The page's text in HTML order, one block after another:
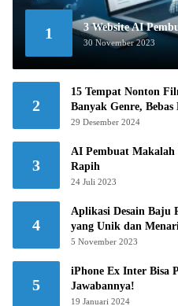
1 3 Website AI
30 November 2023
2
15 Tempat Nonton
Banyak Genre,
29 Desember 2024
3
AI Pembuat
Rapih
24 Juli 2023
4
Aplikasi Desain Baju
yang Unik dan
5 November 2023
5
iPhone Ex Inter Bisa
Jawabannya!
19 Januari 2024